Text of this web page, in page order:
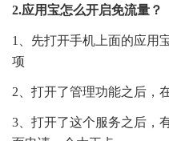
2.应用宝怎么开启免流量？
1、先打开手机上面的应用
项
2、打开了管理功能之后，
3、打开了这个服务之后，